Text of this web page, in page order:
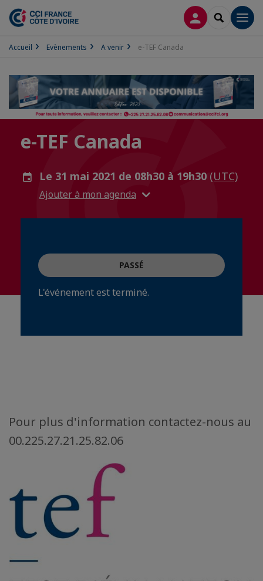
CONNEXION
Accueil Evènements A venir e-TEF Canada
e-TEF Canada
Le 31 mai 2021 de 08h30 à 19h30 (UTC)
Ajouter à mon agenda
PASSÉ
L'événement est terminé.
Pour plus d'information contactez-nous au
00.225.27.21.25.82.06